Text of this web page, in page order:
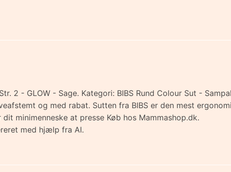
2 - GLOW - Sage. Kategori: BIBS Rund Colour Sut -
og med rabat. Sutten fra BIBS er den mest
minimenneske at presse Køb hos Mammashop.dk.
med hjælp fra AI.